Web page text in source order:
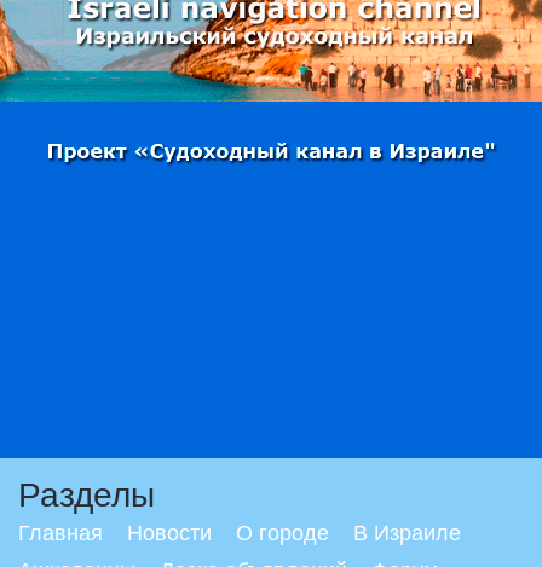
Разделы
Главная Новости О городе
В Израиле